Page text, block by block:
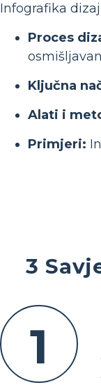
Infografika
Proces
Ključna
Alati i
Primjeri:
3
1